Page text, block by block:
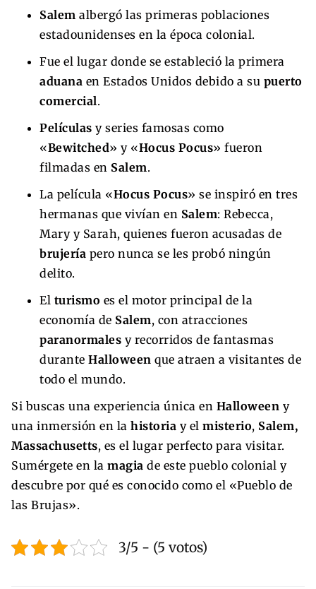
Salem albergó las primeras poblaciones
estadounidenses en la época colonial.
Fue el lugar donde se estableció la primera
aduana en Estados Unidos debido a su puerto
comercial.
Películas y series famosas como
«Bewitched» y «Hocus Pocus» fueron
filmadas en Salem.
La película «Hocus Pocus» se inspiró en tres
hermanas que vivían en Salem: Rebecca,
Mary y Sarah, quienes fueron acusadas de
brujería pero nunca se les probó ningún
delito.
El turismo es el motor principal de la
economía de Salem, con atracciones
paranormales y recorridos de fantasmas
durante Halloween que atraen a visitantes de
todo el mundo.
Si buscas una experiencia única en Halloween y
una inmersión en la historia y el misterio, Salem,
Massachusetts, es el lugar perfecto para visitar.
Sumérgete en la magia de este pueblo colonial y
descubre por qué es conocido como el «Pueblo de
las Brujas».
3/5 - (5 votos)